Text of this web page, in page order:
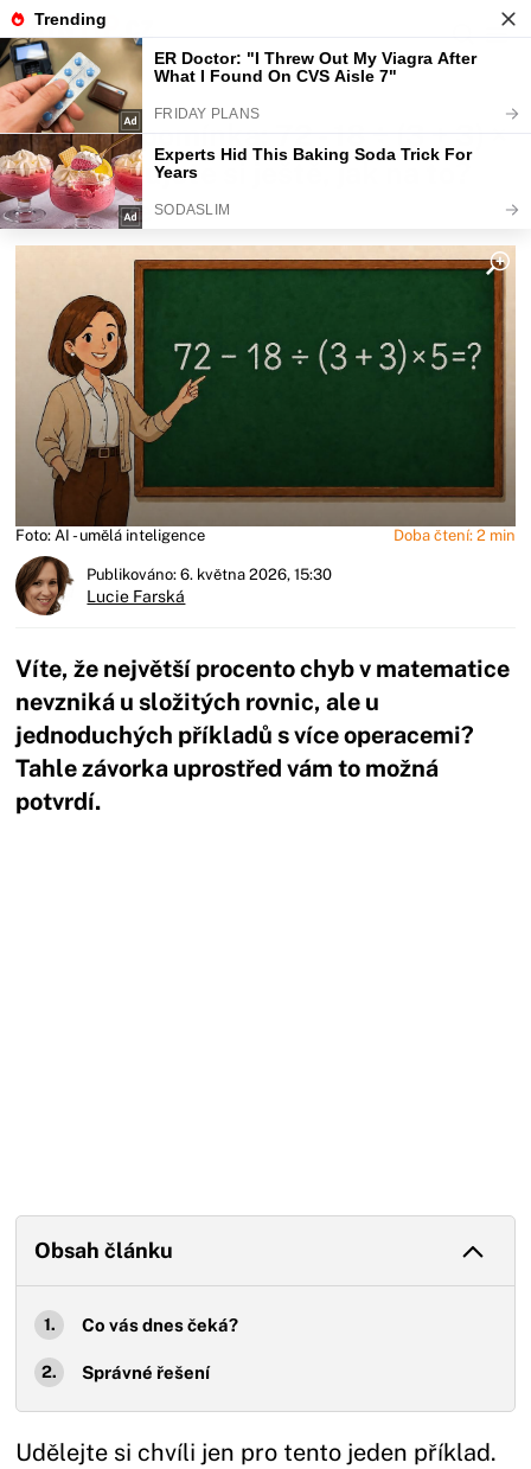
Fajntip.cz Magazín
Školní vzpomínka: 72 - 18 ÷ (3 + 3) ×
5 - pamatujete si ještě, jak na to?
Ukažte se
Foto: AI - umělá inteligence Doba čtení: 2 min
Publikováno: 6. května 2026, 15:30
Lucie Farská
Víte, že největší procento chyb v matematice
nevzniká u složitých rovnic, ale u
jednoduchých příkladů s více operacemi?
Tahle závorka uprostřed vám to možná
potvrdí.
Obsah článku
Co vás dnes čeká?
Správné řešení
Udělejte si chvíli jen pro tento jeden příklad.